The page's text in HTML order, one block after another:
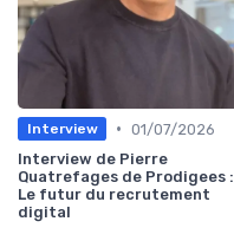
Interview • 01/07/2026
Interview de Pierre
Quatrefages de Prodigees :
Le futur du recrutement
digital